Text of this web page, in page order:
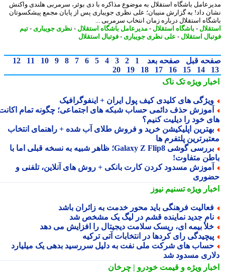
باشگاه استقلال به موضوع مذاکره با دی بوئر، سرمربی هلندی واکنش
داد! به گزارش منیبان؛ علی نظری جویباری پس از پایان مجمع پیشکسوتان
استقلال درباره زمان انتخاب سرمربی ...
-باشگاه استقلال-مدیرعامل باشگاه استقلال-نظری جویباری- تیم
استقلال-علی نظری جویباری- فوتبال استقلال
قبل صفحه بعد 1
2
3
4
5
6
7
8
9
10
11
12
14
15
16
17
18
19
20
ویژهتک ناک
های کلیدی کیف پول ایران + اینفوگرافیک
حذف دائمی حساب شبکه های اجتماعی؛ چگونه تمام اکانت
خود را دیلیت کنیم؟
اپلیکیشن خرید و فروش طلای آب شده + راهنمای انتخاب
پلتفرم ها
بررسی گوشی Galaxy Z Flip8؛ ظاهر شبیه به نسخه قبلی اما با
متفاوت!
مسدود کردن کارت بانکی + روش های آنلاین، تلفنی و
ویژهتسنیم نیوز
فرهنگی باید محور خدمت به زائران باشد
جدید نماینده قشم در لیگ یک مشخص شد
بیمه ای، ریسک سلامت دیجیتال را افزایش می دهد
رای کردها در انتخابات آتی ترکیه
های شرکت ملی نفت به دلیل سررسید بدهی یک میلیارد
مسدود شد
ویژهو قیمت خودرو | چرخان